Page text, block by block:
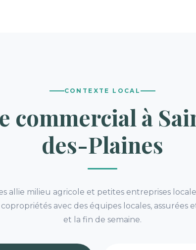
CONTEXTE LOCAL
commercial à
des-Plaines
allie milieu agricole et petites entreprises
avec des équipes locales, assurées
et la fin de semaine.